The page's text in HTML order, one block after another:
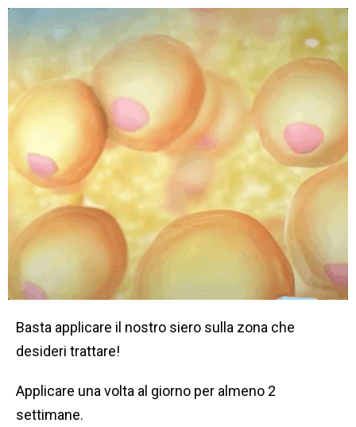
Basta applicare il nostro siero sulla zona che
desideri trattare!
Applicare una volta al giorno per almeno 2
settimane.